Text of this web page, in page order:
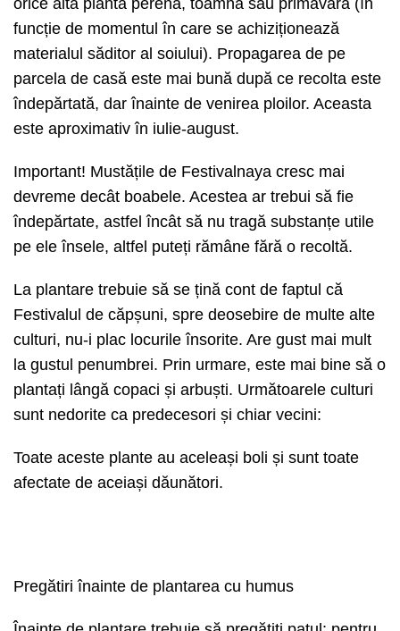
funcție de momentul în care se achiziționează
materialul săditor al soiului). Propagarea de pe
parcela de casă este mai bună după ce recolta este
îndepărtată, dar înainte de venirea ploilor. Aceasta
este aproximativ în iulie-august.
Important! Mustățile de Festivalnaya cresc mai
devreme decât boabele. Acestea ar trebui să fie
îndepărtate, astfel încât să nu tragă substanțe utile
pe ele însele, altfel puteți rămâne fără o recoltă.
La plantare trebuie să se țină cont de faptul că
Festivalul de căpșuni, spre deosebire de multe alte
culturi, nu-i plac locurile însorite. Are gust mai mult
la gustul penumbrei. Prin urmare, este mai bine să o
plantați lângă copaci și arbuști. Următoarele culturi
sunt nedorite ca predecesori și chiar vecini:
Toate aceste plante au aceleași boli și sunt toate
afectate de aceiași dăunători.
Pregătiri înainte de plantarea cu humus